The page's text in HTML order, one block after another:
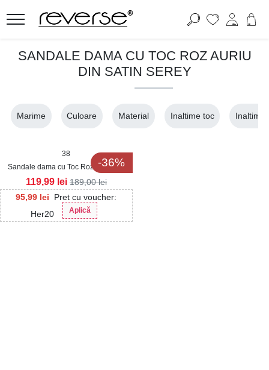
SANDALE DAMA CU TOC ROZ AURIU
DIN SATIN SEREY
Marime Culoare Material Inaltime toc Inaltime
-36%
38
Sandale dama cu Toc Roz Auriu din
Piele Ecologica Serey2
95,99 lei
Pret cu voucher:
Her20
Aplică
119,99 lei 189,00lei